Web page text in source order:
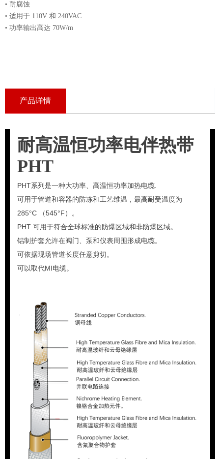
• 耐腐蚀
• 适用于 110V 和 240VAC
• 功率输出高达 70W/m
产品详情
耐高温恒功率电伴热带
PHT
PHT系列是一种大功率、高温恒功率加热电缆.
可用于管道和容器的防冻和工艺维温，最高耐受温度为
285°C （545°F）。
PHT 可用于符合全球标准的防爆区域和非防爆区域。
铝制护套允许在阀门、泵和仪表周围形成电缆。
可依据现场管道长度任意剪切。
可以取代MI电缆。